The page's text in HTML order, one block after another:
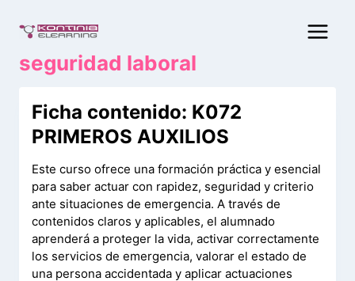
contenido
seguridad laboral
Ficha contenido: K072
PRIMEROS AUXILIOS
Este curso ofrece una formación práctica y esencial
para saber actuar con rapidez, seguridad y criterio
ante situaciones de emergencia. A través de
contenidos claros y aplicables, el alumnado
aprenderá a proteger la vida, activar correctamente
los servicios de emergencia, valorar el estado de
una persona accidentada y aplicar actuaciones